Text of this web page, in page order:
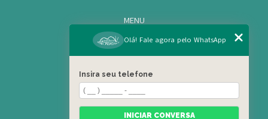
MENU
Home
Institucional
Serviços Especiais
Blog
Residência
Olá! Fale agora pelo WhatsApp
Insira seu telefone
INICIAR CONVERSA